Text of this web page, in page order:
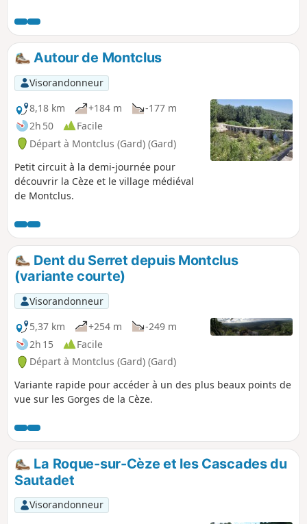
que le belvédère. Vue sur le Rocher de l'Aigle. Superbe
panorama du haut de la Dent du Serret. En fonction de
l'horaire, possibilité de manger au bord de la Cèze.
Autour de Montclus
Visorandonneur
8,18 km
+184 m
-177 m
2h 50
Facile
Départ à Montclus (Gard) (Gard)
Petit circuit à la demi-journée pour
découvrir la Cèze et le village médiéval
de Montclus.
Dent du Serret depuis Montclus
(variante courte)
Visorandonneur
5,37 km
+254 m
-249 m
2h 15
Facile
Départ à Montclus (Gard) (Gard)
Variante rapide pour accéder à un des plus beaux points de
vue sur les Gorges de la Cèze.
La Roque-sur-Cèze et les Cascades du
Sautadet
Visorandonneur